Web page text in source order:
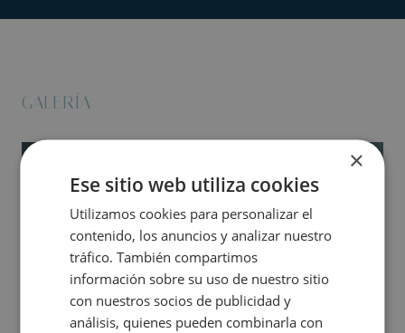
GALERÍA
×
Ese sitio web utiliza cookies
Utilizamos cookies para personalizar el
contenido, los anuncios y analizar nuestro
tráfico. También compartimos
información sobre su uso de nuestro sitio
con nuestros socios de publicidad y
análisis, quienes pueden combinarla con